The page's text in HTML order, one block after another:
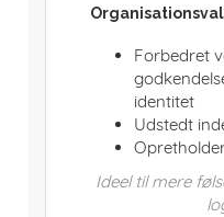
Forbedret
identitet
Udstedt
Ideel til mere